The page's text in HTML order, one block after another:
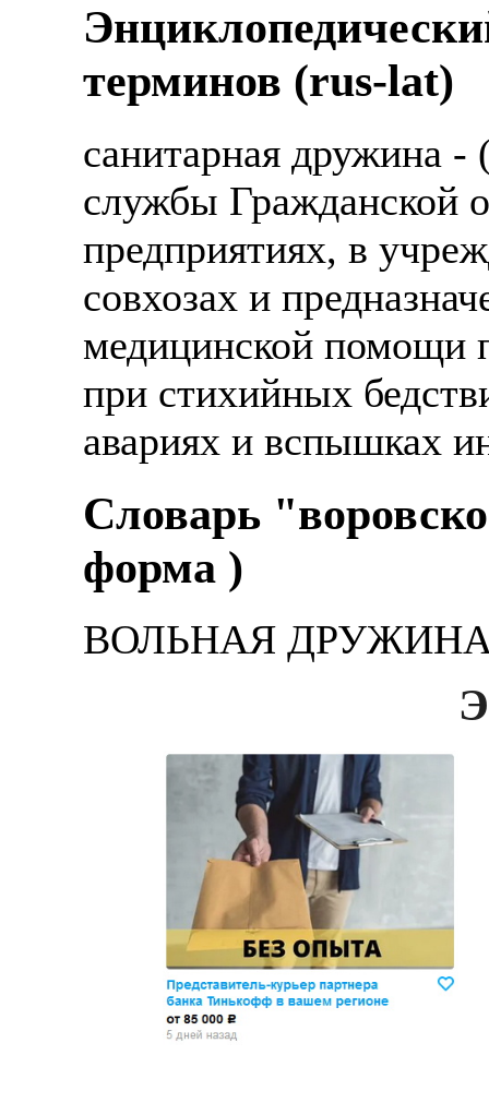
терминов (rus-lat)
санитарная дружина
службы Гражданской
предприятиях, в
совхозах и
медицинской помощи
при стихийных
авариях и вспышках
Словарь
форма )
ВОЛЬНАЯ ДРУЖИНА